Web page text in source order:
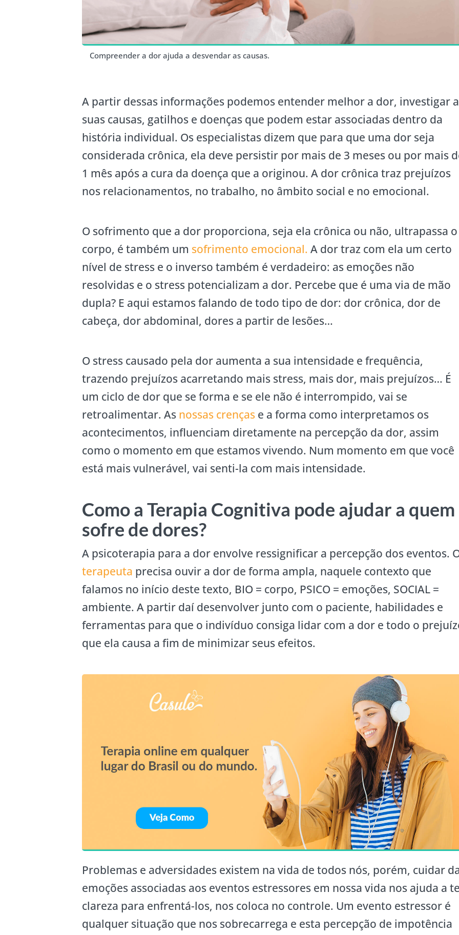
Compreender a dor ajuda a desvendar as causas.
A partir dessas informações podemos entender melhor a dor, investigar
suas causas, gatilhos e doenças que podem estar associadas dentro da
história individual. Os especialistas dizem que para que uma dor seja
considerada crônica, ela deve persistir por mais de 3 meses ou por mais
1 mês após a cura da doença que a originou. A dor crônica traz prejuízos
nos relacionamentos, no trabalho, no âmbito social e no emocional.
O sofrimento que a dor proporciona, seja ela crônica ou não, ultrapassa o
corpo, é também um sofrimento emocional. A dor traz com ela um certo
nível de stress e o inverso também é verdadeiro: as emoções não
resolvidas e o stress potencializam a dor. Percebe que é uma via de mão
dupla? E aqui estamos falando de todo tipo de dor: dor crônica, dor de
cabeça, dor abdominal, dores a partir de lesões…
O stress causado pela dor aumenta a sua intensidade e frequência,
trazendo prejuízos acarretando mais stress, mais dor, mais prejuízos… É
um ciclo de dor que se forma e se ele não é interrompido, vai se
retroalimentar. As nossas crenças e a forma como interpretamos os
acontecimentos, influenciam diretamente na percepção da dor, assim
como o momento em que estamos vivendo. Num momento em que você
está mais vulnerável, vai senti-la com mais intensidade.
Como a Terapia Cognitiva pode ajudar a quem
sofre de dores?
A psicoterapia para a dor envolve ressignificar a percepção dos eventos.
terapeuta precisa ouvir a dor de forma ampla, naquele contexto que
falamos no início deste texto, BIO = corpo, PSICO = emoções, SOCIAL =
ambiente. A partir daí desenvolver junto com o paciente, habilidades e
ferramentas para que o indivíduo consiga lidar com a dor e todo o
que ela causa a fim de minimizar seus efeitos.
Problemas e adversidades existem na vida de todos nós, porém, cuidar
emoções associadas aos eventos estressores em nossa vida nos ajuda a
clareza para enfrentá-los, nos coloca no controle. Um evento estressor é
qualquer situação que nos sobrecarrega e esta percepção de impotência